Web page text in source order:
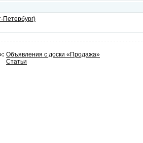
Объявления с доски «Продажа»
Статьи